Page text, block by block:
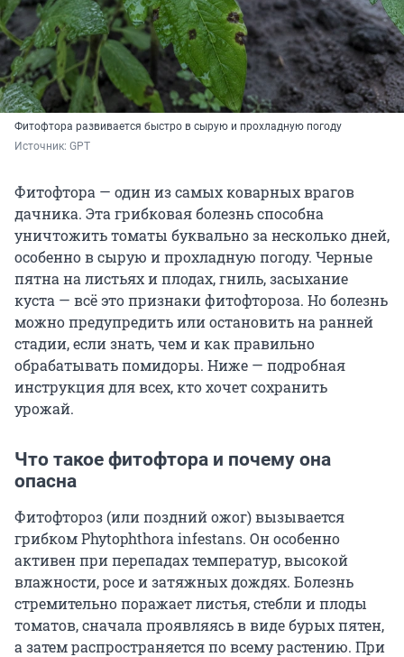
Фитофтора развивается быстро в сырую и прохладную погоду
Источник: GPT
Фитофтора — один из самых коварных врагов
дачника. Эта грибковая болезнь способна
уничтожить томаты буквально за несколько дней,
особенно в сырую и прохладную погоду. Черные
пятна на листьях и плодах, гниль, засыхание
куста — всё это признаки фитофтороза. Но болезнь
можно предупредить или остановить на ранней
стадии, если знать, чем и как правильно
обрабатывать помидоры. Ниже — подробная
инструкция для всех, кто хочет сохранить
урожай.
Что такое фитофтора и почему она
опасна
Фитофтороз (или поздний ожог) вызывается
грибком Phytophthora infestans. Он особенно
активен при перепадах температур, высокой
влажности, росе и затяжных дождях. Болезнь
стремительно поражает листья, стебли и плоды
томатов, сначала проявляясь в виде бурых пятен,
а затем распространяется по всему растению. При